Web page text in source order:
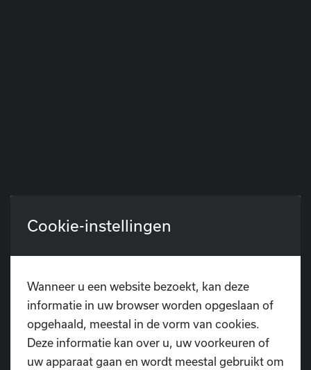
Cookie-instellingen
Wanneer u een website bezoekt, kan deze
informatie in uw browser worden opgeslaan of
opgehaald, meestal in de vorm van cookies.
Deze informatie kan over u, uw voorkeuren of
uw apparaat gaan en wordt meestal gebruikt om